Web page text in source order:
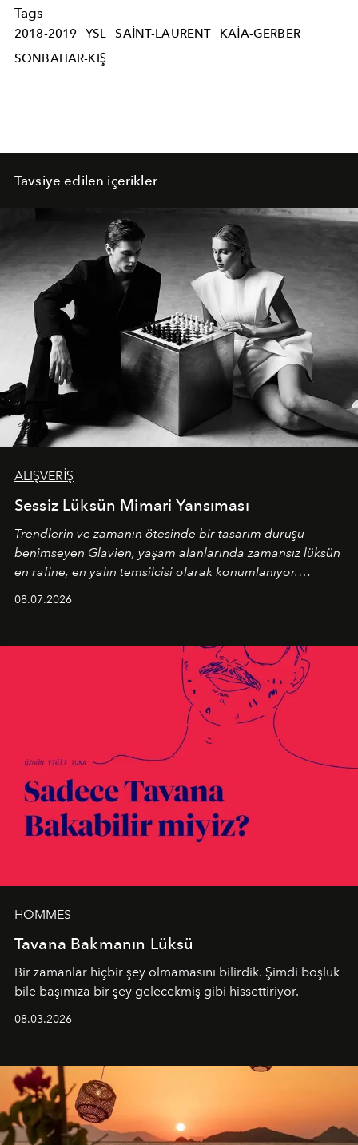
Tags
2018-2019 YSL SAINT-LAURENT
KAIA-GERBER
SONBAHAR-KIŞ
Tavsiye edilen içerikler
ALIŞVERİŞ
Sessiz Lüksün Mimari Yansıması
Trendlerin ve zamanın ötesinde bir tasarım duruşu
benimseyen Glavien, yaşam alanlarında zamansız lüksün
en rafine, en yalın temsilcisi olarak konumlanıyor.
08.07.2026
HOMMES
Tavana Bakmanın Lüksü
Bir zamanlar hiçbir şey olmamasını bilirdik. Şimdi boşluk
bile başımıza bir şey gelecekmiş gibi hissettiriyor.
08.03.2026